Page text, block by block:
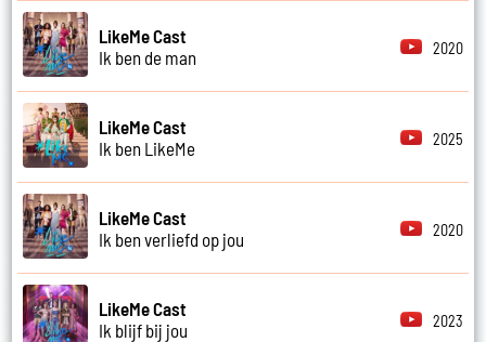
LikeMe Cast
Ik ben de man
2020
LikeMe Cast
Ik ben LikeMe
2025
LikeMe Cast
Ik ben verliefd op jou
2020
LikeMe Cast
Ik blijf bij jou
2023